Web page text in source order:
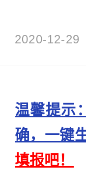
2020-12-29
温馨提示
确，一键
填报吧！